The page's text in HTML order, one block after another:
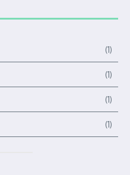
(1)
(1)
(1)
(1)